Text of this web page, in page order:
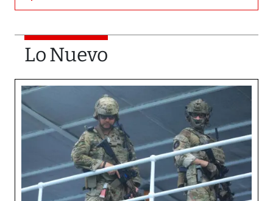
Lo Nuevo